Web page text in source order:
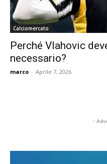
Calciomercato
Perché Vlahovic
necessario?
marco - Aprile 7, 2026
-